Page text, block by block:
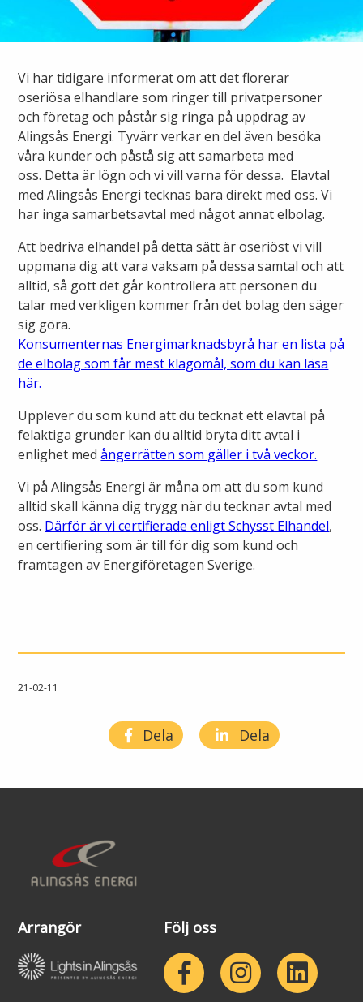
Elmarknaden
Sälj ditt överskott
Ny elanslutning
Ändra anslutning
Ansluta egen elproduktion
Elmätare och HAN-port
Manuell frånkoppling
Värmepriser och avtalsvillkor
Din fjärrvärmecentral
Anslut dig till fjärrvärme
Byggvärme
Alingsås fibernät
Anslut dig till fiber
Ladda elbil
Felanmälan
Felanmälan
Driftstörningar
Varför blir det strömavbrott?
Bra att ha hemma vid ett strömavbrott
Flyttanmälan
Kundservice
Öppettider
Ska du gräva?
Ska du bygga eller riva?
Faktura och betalning
Konsumenträttigheter
Vanliga frågor
Arkiv
Kontakta oss
Om Alingsås Energi
Leverantörer
Miljö och arbetsmiljö
Lights in Alingsås
Sponsring
Jobba hos oss
Årsredovisning
Visselblåsarfunktion
Vi har tidigare informerat om att det florerar
oseriösa elhandlare som ringer till privatpersoner
och företag och påstår sig ringa på uppdrag av
Alingsås Energi. Tyvärr verkar en del även besöka
våra kunder och påstå sig att samarbeta med
oss. Detta är lögn och vi vill varna för dessa. Elavtal
med Alingsås Energi tecknas bara direkt med oss. Vi
har inga samarbetsavtal med något annat elbolag.
Att bedriva elhandel på detta sätt är oseriöst vi vill
uppmana dig att vara vaksam på dessa samtal och att
alltid, så gott det går kontrollera att personen du
talar med verkligen kommer från det bolag den säger
sig göra.
Konsumenternas Energimarknadsbyrå har en lista på
de elbolag som får mest klagomål, som du kan läsa
här.
Upplever du som kund att du tecknat ett elavtal på
felaktiga grunder kan du alltid bryta ditt avtal i
enlighet medångerrätten som gäller i två veckor.
Vi på Alingsås Energi är måna om att du som kund
alltid skall känna dig trygg när du tecknar avtal med
oss. Därför är vi certifierade enligt Schysst Elhandel,
en certifiering som är till för dig som kund och
framtagen av Energiföretagen Sverige.
21-02-11
Dela Dela
Arrangör Följ oss